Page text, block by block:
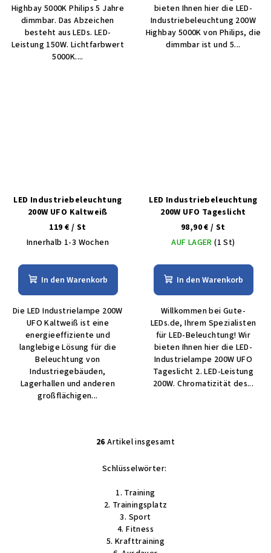
Highbay 5000K Philips 5 Jahre
dimmbar. Das Abzeichen
besteht aus LEDs. LED-
Leistung 150W. Lichtfarbwert
5000K....
bieten Ihnen hier die LED-
Industriebeleuchtung 200W
Highbay 5000K von Philips, die
dimmbar ist und 5...
LED Industriebeleuchtung
200W UFO Kaltweiß
119 € / St
Innerhalb 1-3 Wochen
In den Warenkorb
Die LED Industrielampe 200W
UFO Kaltweiß ist eine
energieeffiziente und
langlebige Lösung für die
Beleuchtung von
Industriegebäuden,
Lagerhallen und anderen
großflächigen...
LED Industriebeleuchtung
200W UFO Tageslicht
98,90 €/ St
AUF LAGER(1 St)
In den Warenkorb
Willkommen bei Gute-
LEDs.de, Ihrem Spezialisten
für LED-Beleuchtung! Wir
bieten Ihnen hier die LED-
Industrielampe 200W UFO
Tageslicht 2. LED-Leistung
200W. Chromatizität des...
S
t
e
u
e
r
e
l
26 Artikel insgesamt
Schlüsselwörter:
1. Training
2. Trainingsplatz
3. Sport
4. Fitness
5. Krafttraining